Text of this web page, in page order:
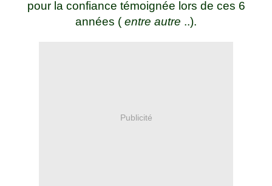
pour la confiance témoignée lors de ces 6
années ( entre autre ..).
Publicité